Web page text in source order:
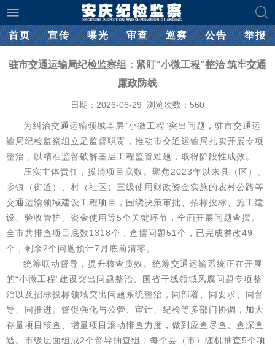
首页 宣传 曝光 审查 巡察 公告 举报
驻市交通运输局纪检监察组：紧盯“小微工程”整治 筑牢交通
廉政防线
日期：2026-06-29 浏览次数： 560
为纠治交通运输领域基层“小微工程”突出问题，驻市交通运
输局纪检监察组立足监督职责，推动市交通运输局扎实开展专项
整治，以精准监督破解基层工程监管难题，取得阶段性成效。
压实主体责任，摸清项目底数。聚焦2023年以来县（区）、
乡镇（街道）、村（社区）三级使用财政资金实施的农村公路等
交通运输领域建设工程项目，围绕决策审批、招标投标、施工建
设、验收管护、资金使用等5个关键环节，全面开展问题查摆。
全市共排查项目底数1318个，查摆问题51个，已完成整改49
个，剩余2个问题预计7月底前清零。
统筹联动督导，提升核查质效。统筹交通运输系统正在开展
的“小微工程”建设突出问题整治、国省干线领域风腐问题专项整
治以及招标投标领域突出问题系统整治，同部署、同要求、同督
导、同推进。督促强化与公管、审计、纪检等多部门协调，加大
存量项目核查、增量项目滚动排查力度，做到应查尽查、查深查
透。市级层面组成2个督导抽查组，每个县（市）随机抽查5个项